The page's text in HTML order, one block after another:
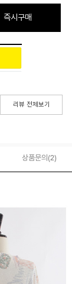
즉시구매
리뷰 전체보기
상품문의 (2)